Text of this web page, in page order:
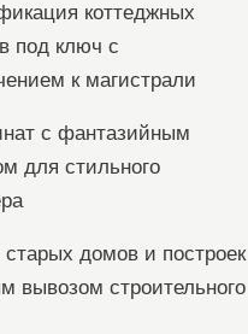
коттеджных
под ключ с
к магистрали
с фантазийным
для стильного
старых домов и построек
вывозом строительного